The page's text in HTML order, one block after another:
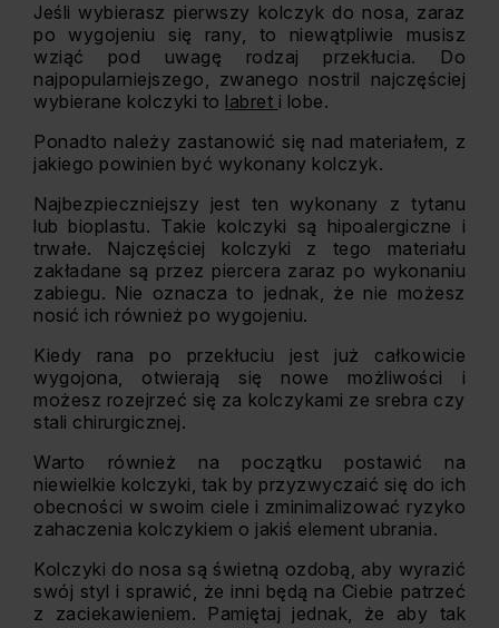
Jeśli wybierasz pierwszy kolczyk do nosa, zaraz
po wygojeniu się rany, to niewątpliwie musisz
wziąć pod uwagę rodzaj przekłucia. Do
najpopularniejszego, zwanego nostril najczęściej
wybierane kolczyki to labret i lobe.
Ponadto należy zastanowić się nad materiałem, z
jakiego powinien być wykonany kolczyk.
Najbezpieczniejszy jest ten wykonany z tytanu
lub bioplastu. Takie kolczyki są hipoalergiczne i
trwałe. Najczęściej kolczyki z tego materiału
zakładane są przez piercera zaraz po wykonaniu
zabiegu. Nie oznacza to jednak, że nie możesz
nosić ich również po wygojeniu.
Kiedy rana po przekłuciu jest już całkowicie
wygojona, otwierają się nowe możliwości i
możesz rozejrzeć się za kolczykami ze srebra czy
stali chirurgicznej.
Warto również na początku postawić na
niewielkie kolczyki, tak by przyzwyczaić się do ich
obecności w swoim ciele i zminimalizować ryzyko
zahaczenia kolczykiem o jakiś element ubrania.
Kolczyki do nosa są świetną ozdobą, aby wyrazić
swój styl i sprawić, że inni będą na Ciebie patrzeć
z zaciekawieniem. Pamiętaj jednak, że aby tak